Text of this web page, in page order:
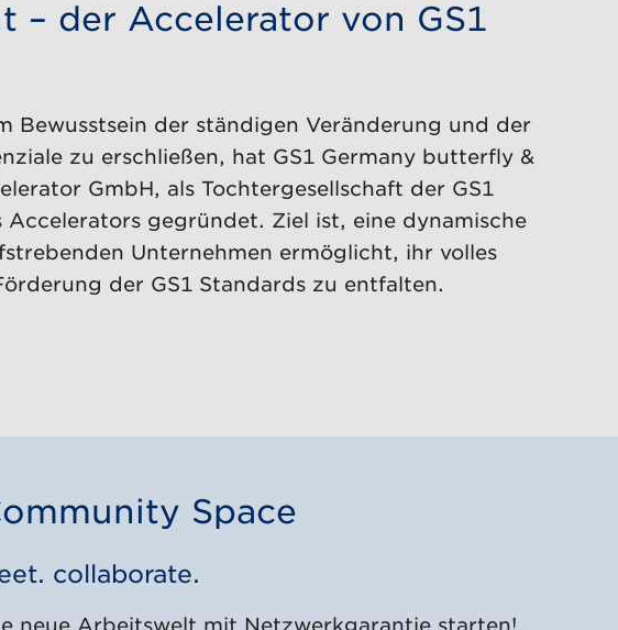
– der Accelerator von GS1
Bewusstsein der ständigen Veränderung und der
zu erschließen, hat GS1 Germany butterfly &
GmbH, als Tochtergesellschaft der GS1
gegründet. Ziel ist, eine dynamische
Unternehmen ermöglicht, ihr volles
der GS1 Standards zu entfalten.
Space
collaborate.
neue Arbeitswelt mit Netzwerkgarantie starten!